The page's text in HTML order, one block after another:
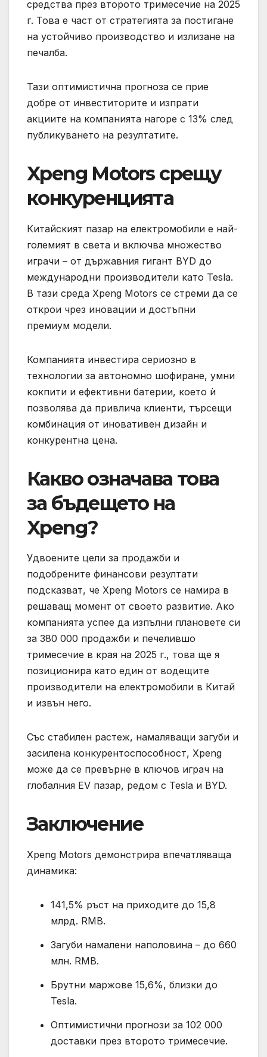
средства през второто тримесечие на 2025
г. Това е част от стратегията за постигане
на устойчиво производство и излизане на
печалба.
Тази оптимистична прогноза се прие
добре от инвеститорите и изпрати
акциите на компанията нагоре с 13% след
публикуването на резултатите.
Xpeng Motors срещу
конкуренцията
Китайският пазар на електромобили е най-
големият в света и включва множество
играчи – от държавния гигант BYD до
международни производители като Tesla.
В тази среда Xpeng Motors се стреми да се
открои чрез иновации и достъпни
премиум модели.
Компанията инвестира сериозно в
технологии за автономно шофиране, умни
кокпити и ефективни батерии, което ѝ
позволява да привлича клиенти, търсещи
комбинация от иновативен дизайн и
конкурентна цена.
Какво означава това
за бъдещето на
Xpeng?
Удвоените цели за продажби и
подобрените финансови резултати
подсказват, че Xpeng Motors се намира в
решаващ момент от своето развитие. Ако
компанията успее да изпълни плановете си
за 380 000 продажби и печелившо
тримесечие в края на 2025 г., това ще я
позиционира като един от водещите
производители на електромобили в Китай
и извън него.
Със стабилен растеж, намаляващи загуби и
засилена конкурентоспособност, Xpeng
може да се превърне в ключов играч на
глобалния EV пазар, редом с Tesla и BYD.
Заключение
Xpeng Motors демонстрира впечатляваща
динамика:
141,5% ръст на приходите до 15,8
млрд. RMB.
Загуби намалени наполовина – до 660
млн. RMB.
Брутни маржове 15,6%, близки до
Tesla.
Оптимистични прогнози за 102 000
доставки през второто тримесечие.